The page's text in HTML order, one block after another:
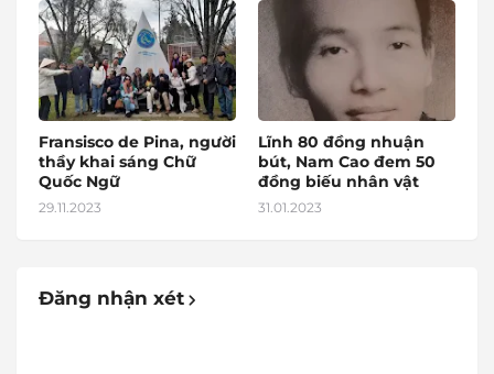
Fransisco de Pina, người
thầy khai sáng Chữ
Quốc Ngữ
29.11.2023
Lĩnh 80 đồng nhuận
bút, Nam Cao đem 50
đồng biếu nhân vật
31.01.2023
Đăng nhận xét